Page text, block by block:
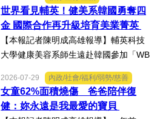
一路過關斬將，順利完成火箭發射，並
將全箭完整回收，勇奪高中學生1K組亞
軍，表現亮眼。陳國清...
世界看見輔英！健美系韓國勇奪四
金 國際合作再升級培育美業菁英
【本報記者陳明成高雄報導】輔英科技
大學健康美容系師生遠赴韓國參加「WB
AA第25屆世界美容藝術與設計國際大
賽」及「2026WBAGlobalTripleChallen
ge全球美學現場賽」，展現紮實專業實
力，師生聯手勇奪四金、...
2026-07-29 內政/社會/福利/弱勢/慈善
女童62%面積燒傷 爸爸陪伴復
健：妳永遠是我最愛的寶貝